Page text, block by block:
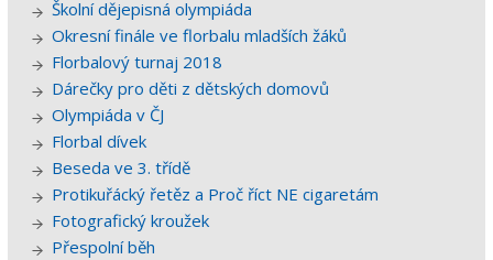
Školní dějepisná olympiáda
Okresní finále ve florbalu mladších žáků
Florbalový turnaj 2018
Dárečky pro děti z dětských domovů
Olympiáda v ČJ
Florbal dívek
Beseda ve 3. třídě
Protikuřácký řetěz a Proč říct NE cigaretám
Fotografický kroužek
Přespolní běh